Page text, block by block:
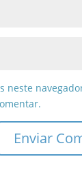
neste